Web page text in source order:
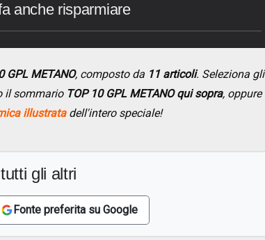
anche risparmiare
GPL METANO, composto da 11 articoli. Seleziona gli
il sommario TOP 10 GPL METANO qui sopra, oppure
illustratadell'intero speciale!
gli altri
Fonte preferita su Google